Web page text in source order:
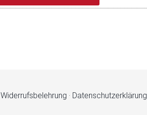
Widerrufsbelehrung · Datenschutzerklärung